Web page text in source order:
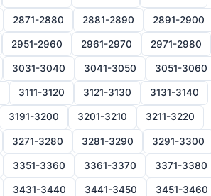
2871-2880 2881-2890 2891-2900
2951-2960 2961-2970 2971-2980
3031-3040 3041-3050 3051-3060
3111-3120 3121-3130 3131-3140
3191-3200 3201-3210 3211-3220
3271-3280 3281-3290 3291-3300
3351-3360 3361-3370 3371-3380
3431-3440 3441-3450 3451-3460